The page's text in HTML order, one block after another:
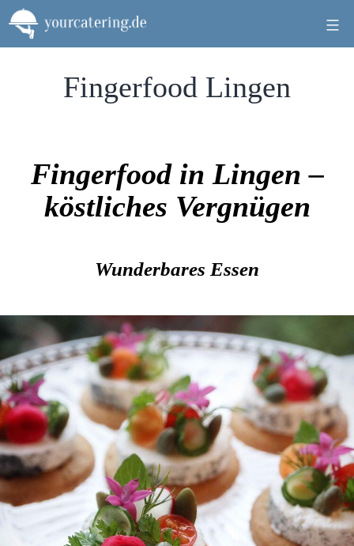
Zum
Inhalt
springen
Fingerfood Lingen
Fingerfood in Lingen –
köstliches Vergnügen
Wunderbares Essen